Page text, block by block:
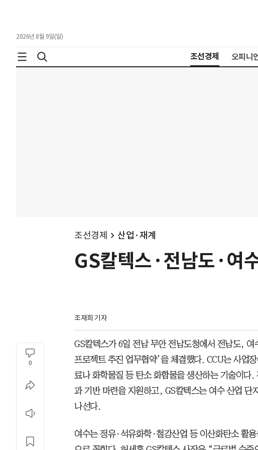
2026년 8월 9일(일)
조선경제 오피니
조선경제 산업·재계
GS칼텍스·전남도·여
조재희 기자
0
GS칼텍스가 6일 전남 무안 전남도청에서 전남도,
프로젝트 추진 업무협약’을 체결했다. CCU는 사업
료나 화학물질 등 탄소 화합물을 생산하는 기술이다
과 기반 마련을 지원하고, GS칼텍스는 여수 산업 단
나선다.
여수는 정유·석유화학·철강산업 등 이산화탄소 활